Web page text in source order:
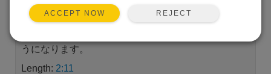
CR1000X、CR350 シリーズ、または CR300 シリー
ズのデータ​​ロガーに接続できます。これにより、組
うになります。
Length: 2:11
ACCEPT NOW REJECT